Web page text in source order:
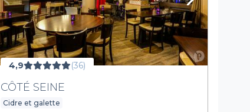
4,9 (36)
CÔTÉ SEINE
Cidre et galette